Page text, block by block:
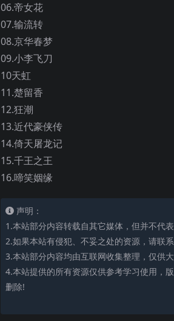
06.帝女花
07.输流转
08.京华春梦
09.小李飞刀
10天虹
11.楚留香
12.狂潮
13.近代豪侠传
14.倚天屠龙记
15.千王之王
16.啼笑姻缘
声明：
1.本站部分内容转载自其它媒体，但并不代
2.如果本站有侵犯、不妥之处的资源，请联
3.本站部分内容均由互联网收集整理，仅供
4.本站提供的所有资源仅供参考学习使用，
删除!